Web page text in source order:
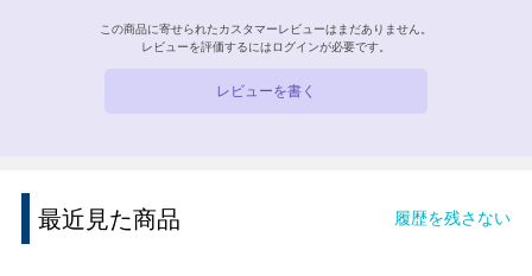
この商品に寄せられたカスタマーレビューはまだありません。
レビューを評価するには ログインが必要です。
レビューを書く
最近見た商品 履歴を残さない